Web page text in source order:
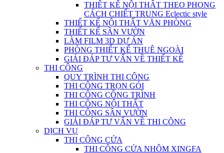
THIẾT KẾ NỘI THẤT THEO PHONG
CÁCH CHIẾT TRUNG Eclectic style
THIẾT KẾ NỘI THẤT VĂN PHÒNG
THIẾT KẾ SÂN VƯỜN
LÀM FILM 3D DỰ ÁN
PHÒNG THIẾT KẾ THUÊ NGOÀI
GIẢI ĐÁP TƯ VẤN VỀ THIẾT KẾ
THI CÔNG
QUY TRÌNH THI CÔNG
THI CÔNG TRỌN GÓI
THI CÔNG CÔNG TRÌNH
THI CÔNG NỘI THẤT
THI CÔNG SÂN VƯỜN
GIẢI ĐÁP TƯ VẤN VỀ THI CÔNG
DỊCH VỤ
THI CÔNG CỬA
THI CÔNG CỬA NHÔM XINGFA